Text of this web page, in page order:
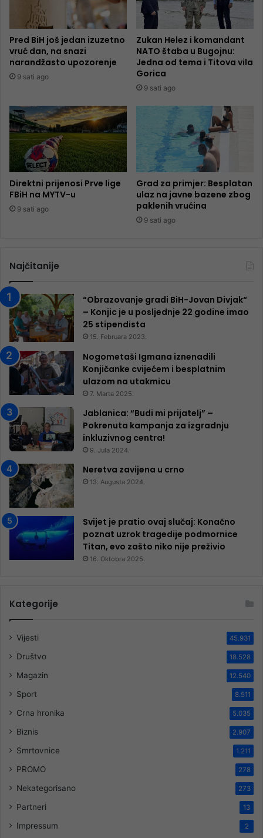
Pred BiH još jedan izuzetno
vruć dan, na snazi
narandžasto upozorenje
9 sati ago
Zukan Helez i komandant
NATO štaba u Bugojnu:
Jedna od tema i Titova vila
Gorica
9 sati ago
Direktni prijenosi Prve lige
FBiH na MYTV-u
9 sati ago
Grad za primjer: Besplatan
ulaz na javne bazene zbog
paklenih vrućina
9 sati ago
Najčitanije
“Obrazovanje gradi BiH-Jovan Divjak“
– Konjic je u posljednje 22 godine imao
25 ​​stipendista
15. Februara 2023.
Nogometaši Igmana iznenadili
Konjičanke cvijećem i besplatnim
ulazom na utakmicu
7. Marta 2025.
Jablanica: “Budi mi prijatelj” –
Pokrenuta kampanja za izgradnju
inkluzivnog centra!
9. Jula 2024.
Neretva zavijena u crno
13. Augusta 2024.
Svijet je pratio ovaj slučaj: Konačno
poznat uzrok tragedije podmornice
Titan, evo zašto niko nije preživio
16. Oktobra 2025.
Kategorije
Vijesti 45.931
Društvo 18.528
Magazin 12.540
Sport 8.511
Crna hronika 5.035
Biznis 2.907
Smrtovnice 1.211
PROMO 278
Nekategorisano 273
Partneri 13
Impressum 2